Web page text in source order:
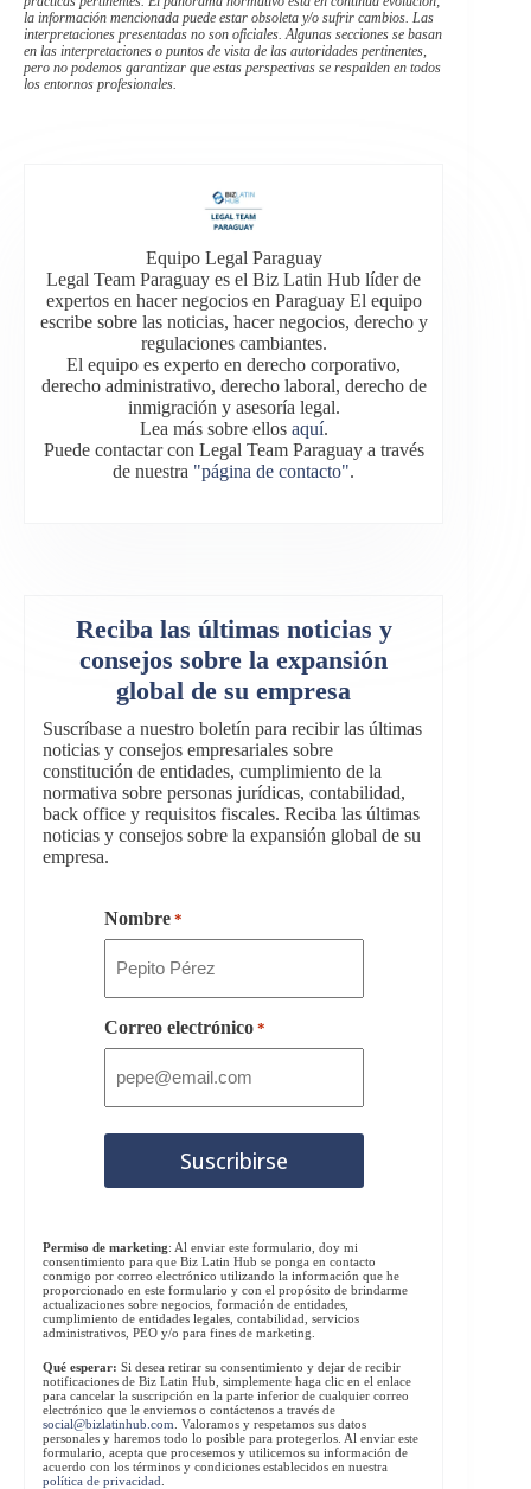
la información mencionada puede estar obsoleta y/o sufrir cambios. Las
interpretaciones presentadas no son oficiales. Algunas secciones se basan
en las interpretaciones o puntos de vista de las autoridades pertinentes,
pero no podemos garantizar que estas perspectivas se respalden en todos
los entornos profesionales.
Equipo Legal Paraguay
Legal Team Paraguay es el Biz Latin Hub líder de
expertos en hacer negocios en Paraguay El equipo
escribe sobre las noticias, hacer negocios, derecho y
regulaciones cambiantes.
El equipo es experto en derecho corporativo,
derecho administrativo, derecho laboral, derecho de
inmigración y asesoría legal.
Lea más sobre ellos aquí.
Puede contactar con Legal Team Paraguay a través
de nuestra "página de contacto".
Reciba las últimas noticias y
consejos sobre la expansión
global de su empresa
Suscríbase a nuestro boletín para recibir las últimas
noticias y consejos empresariales sobre
constitución de entidades, cumplimiento de la
normativa sobre personas jurídicas, contabilidad,
back office y requisitos fiscales. Reciba las últimas
noticias y consejos sobre la expansión global de su
empresa.
Nombre *
Correo electrónico *
Permiso de marketing: Al enviar este formulario, doy mi
consentimiento para que Biz Latin Hub se ponga en contacto
conmigo por correo electrónico utilizando la información que he
proporcionado en este formulario y con el propósito de brindarme
actualizaciones sobre negocios, formación de entidades,
cumplimiento de entidades legales, contabilidad, servicios
administrativos, PEO y/o para fines de marketing.
Qué esperar: Si desea retirar su consentimiento y dejar de recibir
notificaciones de Biz Latin Hub, simplemente haga clic en el enlace
para cancelar la suscripción en la parte inferior de cualquier correo
electrónico que le enviemos o contáctenos a través de
social@bizlatinhub.com . Valoramos y respetamos sus datos
personales y haremos todo lo posible para protegerlos. Al enviar este
formulario, acepta que procesemos y utilicemos su información de
acuerdo con los términos y condiciones establecidos en nuestra
política de privacidad